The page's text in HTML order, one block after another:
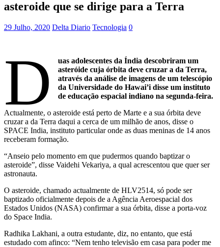
asteroide que se dirige para a Terra
29 Julho, 2020 Delta Diario Tecnologia 0
D
uas adolescentes da Índia descobriram um
asteróide cuja órbita deve cruzar a da Terra,
através da análise de imagens de um telescópio
da Universidade do Hawai’i disse um instituto
de educação espacial indiano na segunda-feira.
Actualmente, o asteroide está perto de Marte e a sua órbita deve
cruzar a da Terra daqui a cerca de um milhão de anos, disse o
SPACE India, instituto particular onde as duas meninas de 14 anos
receberam formação.
“Anseio pelo momento em que pudermos quando baptizar o
asteroide”, disse Vaidehi Vekariya, a qual acrescentou que quer ser
astronauta.
O asteroide, chamado actualmente de HLV2514, só pode ser
baptizado oficialmente depois de a Agência Aeroespacial dos
Estados Unidos (NASA) confirmar a sua órbita, disse a porta-voz
do Space India.
Radhika Lakhani, a outra estudante, diz, no entanto, que está
estudado com afinco: “Nem tenho televisão em casa para poder me